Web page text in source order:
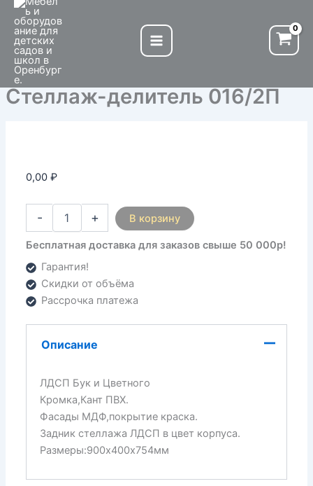
Перейти
содержимому
Стеллаж-делитель 016/2П
0,00₽
-
Количество
товара
Стеллаж-
делитель
016/2П
+ В корзину
Бесплатная доставка для заказов свыше 50 000р!
Гарантия!
Скидки от объёма
Рассрочка платежа
Описание
ЛДСП Бук и Цветного
Кромка,Кант ПВХ.
Фасады МДФ,покрытие краска.
Задник стеллажа ЛДСП в цвет корпуса.
Размеры:900х400х754мм